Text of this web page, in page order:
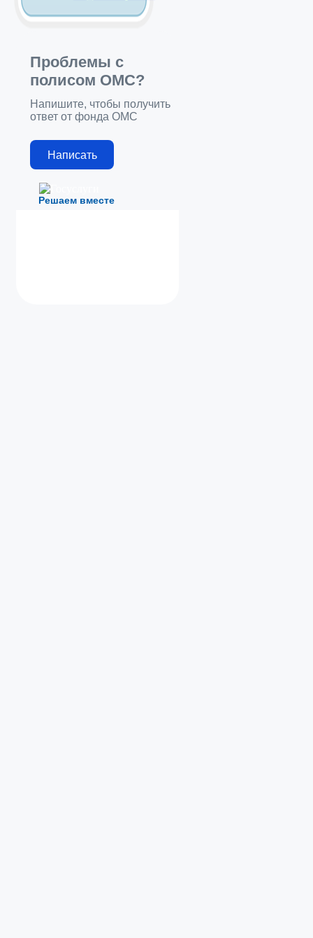
Решаем вместе
Проблемы с
полисом ОМС?
Напишите, чтобы получить
ответ от фонда ОМС
Написать